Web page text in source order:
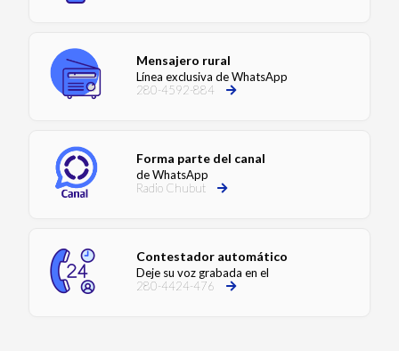
Mensajero rural
Línea exclusiva de WhatsApp
280-4592-884
Forma parte del canal
de WhatsApp
Radio Chubut
Contestador automático
Deje su voz grabada en el
280-4424-476